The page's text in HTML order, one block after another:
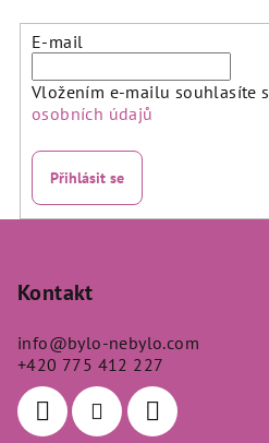
E-mail
Vložením e-mailu souhlasíte s
osobních údajů
Přihlásit se
Kontakt
info@bylo-nebylo.com
+420 775 412 227